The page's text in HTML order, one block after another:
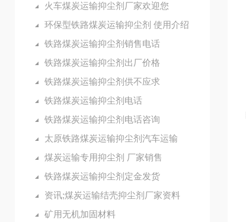
火车煤炭运输抑尘剂厂家欢迎您
环保型铁路煤炭运输抑尘剂 使用介绍
铁路煤炭运输抑尘剂销售电话
铁路煤炭运输抑尘剂出厂价格
铁路煤炭运输抑尘剂供不应求
铁路煤炭运输抑尘剂电话
铁路煤炭运输抑尘剂电话咨询
太原铁路煤炭运输抑尘剂汽车运输
煤炭运输专用抑尘剂 厂家销售
铁路煤炭运输抑尘剂定金发货
资讯;煤炭运输结壳抑尘剂厂家资料
矿用无机加固材料